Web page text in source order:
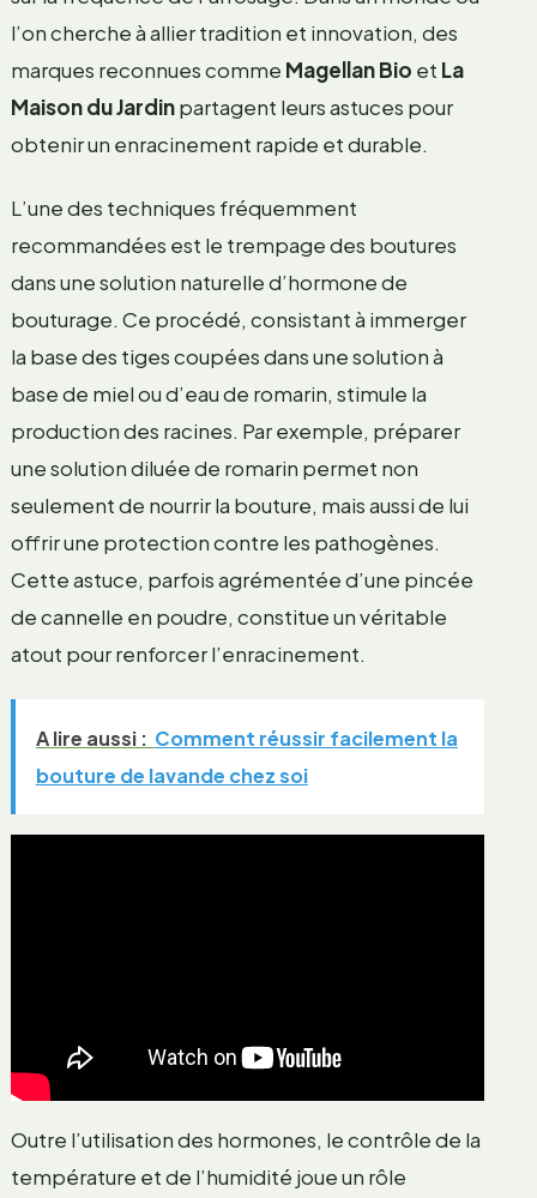
l’on cherche à allier tradition et innovation, des
marques reconnues comme Magellan Bio et La
Maison du Jardinpartagent leurs astuces pour
obtenir un enracinement rapide et durable.
L’une des techniques fréquemment
recommandées est le trempage des boutures
dans une solution naturelle d’hormone de
bouturage. Ce procédé, consistant à immerger
la base des tiges coupées dans une solution à
base de miel ou d’eau de romarin, stimule la
production des racines. Par exemple, préparer
une solution diluée de romarin permet non
seulement de nourrir la bouture, mais aussi de lui
offrir une protection contre les pathogènes.
Cette astuce, parfois agrémentée d’une pincée
de cannelle en poudre, constitue un véritable
atout pour renforcer l’enracinement.
A lire aussi : Comment réussir facilement la
bouture de lavande chez soi
Outre l’utilisation des hormones, le contrôle de la
température et de l’humidité joue un rôle